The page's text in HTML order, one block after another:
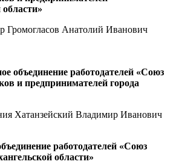
Громогласов Анатолий Иванович
объединение работодателей «Союз
и предпринимателей города
Хатанзейский Владимир Иванович
работодателей «Союз
области»